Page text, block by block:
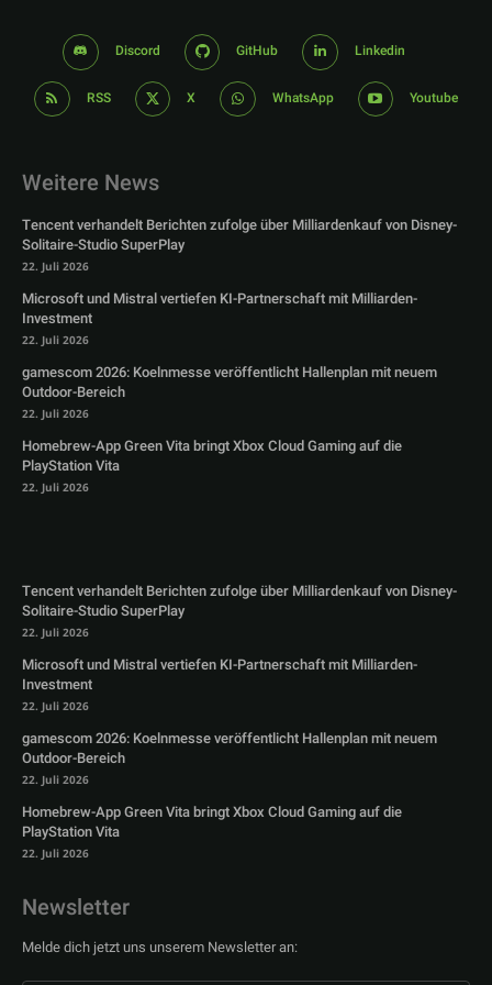
Discord GitHub Linkedin
RSS X WhatsApp Youtube
Weitere News
Tencent verhandelt Berichten zufolge über Milliardenkauf von Disney-
Solitaire-Studio SuperPlay
22. Juli 2026
Microsoft und Mistral vertiefen KI-Partnerschaft mit Milliarden-
Investment
22. Juli 2026
gamescom 2026: Koelnmesse veröffentlicht Hallenplan mit neuem
Outdoor-Bereich
22. Juli 2026
Homebrew-App Green Vita bringt Xbox Cloud Gaming auf die
PlayStation Vita
22. Juli 2026
Tencent verhandelt Berichten zufolge über Milliardenkauf von Disney-
Solitaire-Studio SuperPlay
22. Juli 2026
Microsoft und Mistral vertiefen KI-Partnerschaft mit Milliarden-
Investment
22. Juli 2026
gamescom 2026: Koelnmesse veröffentlicht Hallenplan mit neuem
Outdoor-Bereich
22. Juli 2026
Homebrew-App Green Vita bringt Xbox Cloud Gaming auf die
PlayStation Vita
22. Juli 2026
Newsletter
Melde dich jetzt uns unserem Newsletter an: